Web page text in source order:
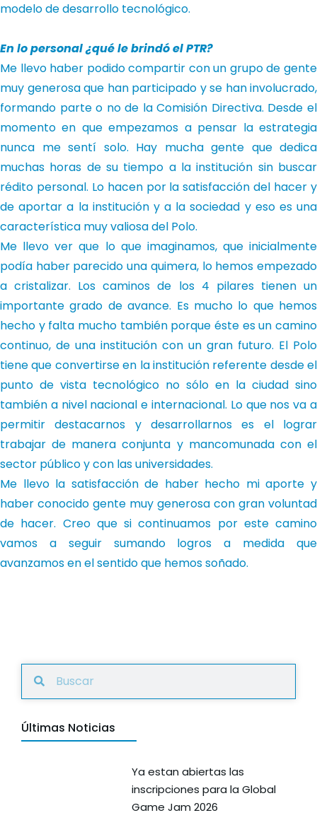
modelo de desarrollo tecnológico.
En lo personal ¿qué le brindó el PTR?
Me llevo haber podido compartir con un grupo de gente
muy generosa que han participado y se han involucrado,
formando parte o no de la Comisión Directiva. Desde el
momento en que empezamos a pensar la estrategia
nunca me sentí solo. Hay mucha gente que dedica
muchas horas de su tiempo a la institución sin buscar
rédito personal. Lo hacen por la satisfacción del hacer y
de aportar a la institución y a la sociedad y eso es una
característica muy valiosa del Polo.
Me llevo ver que lo que imaginamos, que inicialmente
podía haber parecido una quimera, lo hemos empezado
a cristalizar. Los caminos de los 4 pilares tienen un
importante grado de avance. Es mucho lo que hemos
hecho y falta mucho también porque éste es un camino
continuo, de una institución con un gran futuro. El Polo
tiene que convertirse en la institución referente desde el
punto de vista tecnológico no sólo en la ciudad sino
también a nivel nacional e internacional. Lo que nos va a
permitir destacarnos y desarrollarnos es el lograr
trabajar de manera conjunta y mancomunada con el
sector público y con las universidades.
Me llevo la satisfacción de haber hecho mi aporte y
haber conocido gente muy generosa con gran voluntad
de hacer. Creo que si continuamos por este camino
vamos a seguir sumando logros a medida que
avanzamos en el sentido que hemos soñado.
Últimas Noticias
Ya estan abiertas las
inscripciones para la Global
Game Jam 2026